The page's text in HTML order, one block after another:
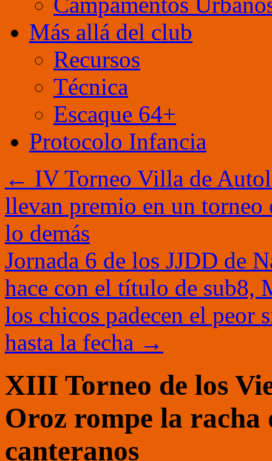
Más allá del club
Recursos
Técnica
Escaque 64+
Protocolo Infancia
← IV Torneo Villa de
llevan premio en un torneo
lo demás
Jornada 6 de los JJDD de
hace con el título de sub8,
los chicos padecen el peor
hasta la fecha →
XIII Torneo de los
Oroz rompe la racha
canteranos